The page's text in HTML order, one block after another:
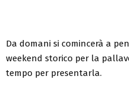
Da domani si comincerà a
weekend storico per la
tempo per presentarla.